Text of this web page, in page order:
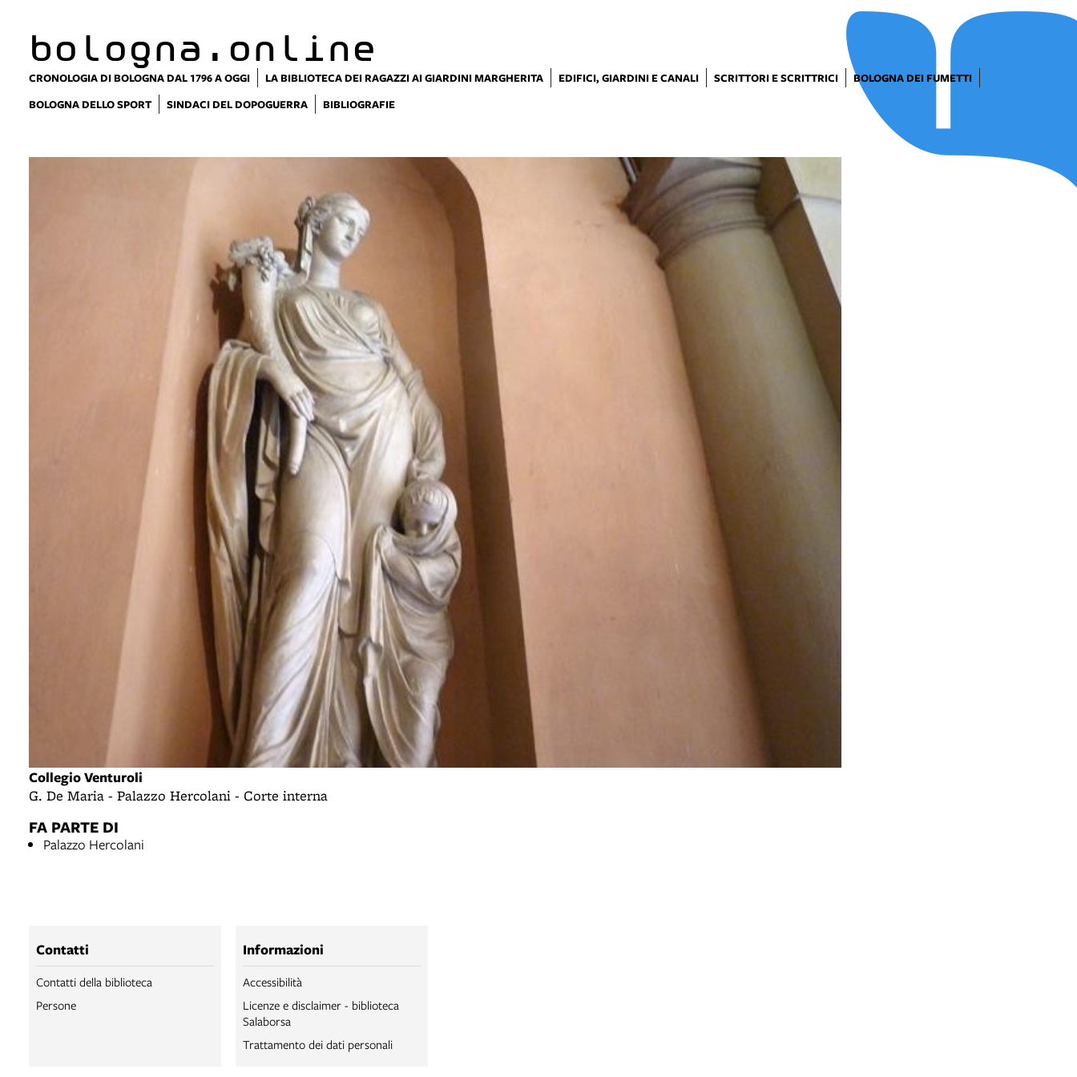
bologna.online
CRONOLOGIA DI BOLOGNA DAL 1796 A OGGI LA BIBLIOTECA DEI RAGAZZI AI GIARDINI MARGHERITA EDIFICI, GIARDINI E CANALI SCRITTORI E SCRITTRICI
BOLOGNA DEI FUMETTI
BOLOGNA DELLO SPORT
SINDACI DEL DOPOGUERRA BIBLIOGRAFIE
Collegio Venturoli
G. De Maria - Palazzo Hercolani - Corte interna
FA PARTE DI
Palazzo Hercolani
Contatti
Contatti della biblioteca
Persone
Informazioni
Accessibilità
Licenze e disclaimer - biblioteca
Salaborsa
Trattamento dei dati personali